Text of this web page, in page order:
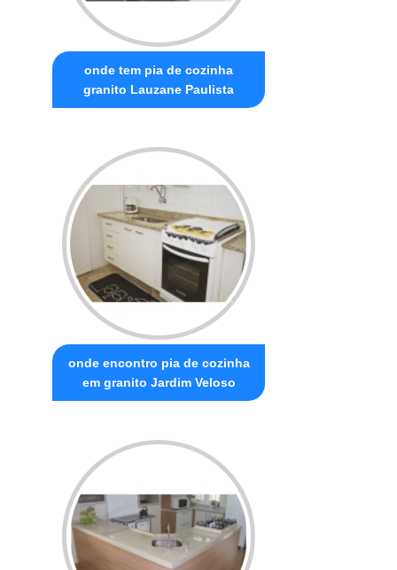
onde tem pia de cozinha
granito Lauzane Paulista
onde encontro pia de cozinha
em granito Jardim Veloso